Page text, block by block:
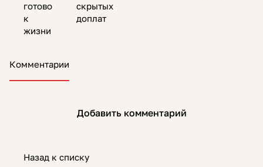
готово
к
жизни
скрытых
доплат
Комментарии
Добавить комментарий
Назад к списку